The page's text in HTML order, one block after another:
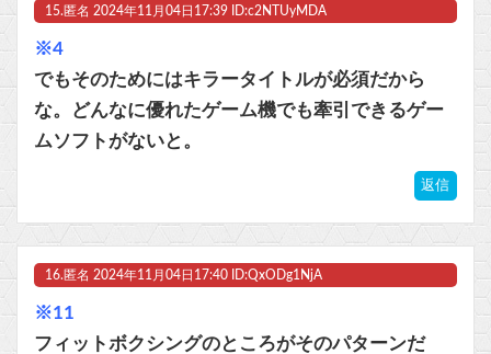
15. 匿名 2024年11月04日17:39 ID:c2NTUyMDA
※4
でもそのためにはキラータイトルが必須だから
な。どんなに優れたゲーム機でも牽引できるゲー
ムソフトがないと。
返信
16. 匿名 2024年11月04日17:40 ID:QxODg1NjA
※11
フィットボクシングのところがそのパターンだ